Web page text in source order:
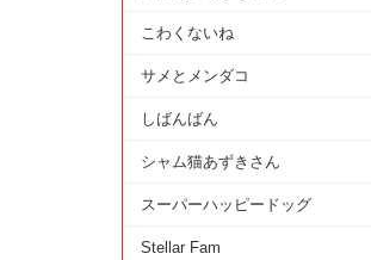
こわくないね
サメとメンダコ
しばんばん
シャム猫あずきさん
スーパーハッピードッグ
Stellar Fam